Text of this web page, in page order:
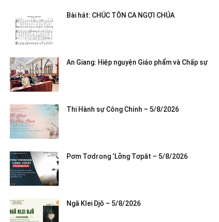
Bài hát: CHÚC TÔN CA NGỢI CHÚA
An Giang: Hiệp nguyện Giáo phẩm và Chấp sự
Thi Hành sự Công Chính – 5/8/2026
Pơm Tơdrong ‘Lơ̆ng Tơpăt – 5/8/2026
Ngă Klei Djŏ – 5/8/2026